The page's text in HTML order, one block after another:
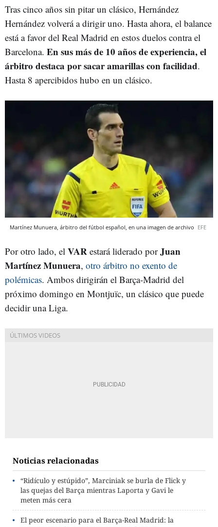
Tras cinco años sin pitar un clásico, Hernández
Hernández volverá a dirigir uno. Hasta ahora, el balance
está a favor del Real Madrid en estos duelos contra el
Barcelona. En sus más de 10 años de experiencia, el
árbitro destaca por sacar amarillas con facilidad.
Hasta 8 apercibidos hubo en un clásico.
Martínez Munuera, árbitro del fútbol español, en una imagen de archivo EFE
Por otro lado, el VAR estará liderado porJuan
Martínez Munuera, otro árbitro no exento de
polémicas. Ambos dirigirán el Barça-Madrid del
próximo domingo en Montjuïc, un clásico que puede
decidir una Liga.
Noticias relacionadas
“Ridículo y estúpido”, Marciniak se burla de Flick y
las quejas del Barça mientras Laporta y Gavi le
meten más cera
El peor escenario para el Barça-Real Madrid: la